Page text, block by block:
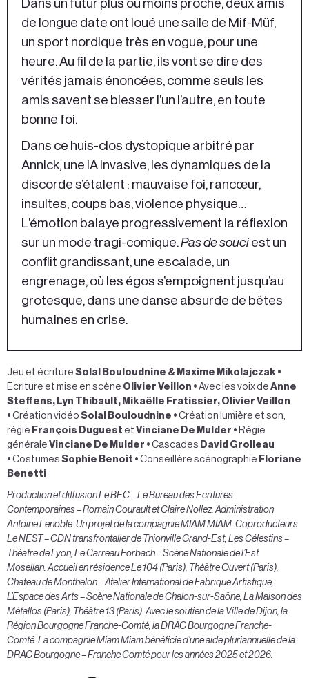
Dans un futur plus ou moins proche, deux amis
de longue date ont loué une salle de Mif-Müf,
un sport nordique très en vogue, pour une
heure. Au fil de la partie, ils vont se dire des
vérités jamais énoncées, comme seuls les
amis savent se blesser l’un l’autre, en toute
bonne foi.
Dans ce huis-clos dystopique arbitré par
Annick, une IA invasive, les dynamiques de la
discorde s’étalent : mauvaise foi, rancœur,
insultes, coups bas, violence physique…
L’émotion balaye progressivement la réflexion
sur un mode tragi-comique.Pas de souciest un
conflit grandissant, une escalade, un
engrenage, où les égos s’empoignent jusqu’au
grotesque, dans une danse absurde de bêtes
humaines en crise.
Jeu et écriture Solal Bouloudnine & Maxime Mikolajczak •
Ecriture et mise en scène Olivier Veillon • Avec les voix de Anne
Steffens, Lyn Thibault, Mikaëlle Fratissier, Olivier Veillon
• Création vidéo Solal Bouloudnine • Création lumière et son,
régie François Duguest et Vinciane De Mulder • Régie
générale Vinciane De Mulder • Cascades David Grolleau
• Costumes Sophie Benoit • Conseillère scénographie Floriane
Benetti
Production et diffusion Le BEC – Le Bureau des Ecritures
Contemporaines – Romain Courault et Claire Nollez.Administration
Antoine Lenoble. Un projet de la compagnie MIAM MIAM. Coproducteurs
Le NEST – CDN transfrontalier de Thionville Grand-Est, Les Célestins –
Théâtre de Lyon, Le Carreau Forbach – Scène Nationale de l’Est
Mosellan.Accueil en résidence Le 104 (Paris), Théâtre Ouvert (Paris),
Château de Monthelon – Atelier International de Fabrique Artistique,
L’Espace des Arts – Scène Nationale de Chalon-sur-Saône, La Maison des
Métallos (Paris), Théâtre 13 (Paris).Avec le soutien de la Ville de Dijon, la
Région Bourgogne Franche-Comté, la DRAC Bourgogne Franche-
Comté. La compagnie Miam Miam bénéficie d’une aide pluriannuelle de la
DRAC Bourgogne – Franche Comté pour les années 2025 et 2026.